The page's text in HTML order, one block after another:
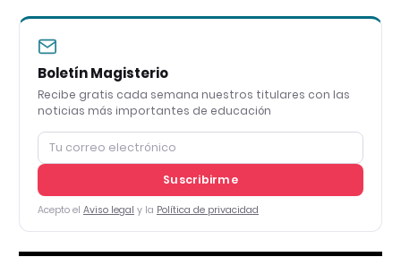
Boletín Magisterio
Recibe gratis cada semana nuestros titulares con las
noticias más importantes de educación
Suscribirme
Acepto el Aviso legal y la Política de privacidad